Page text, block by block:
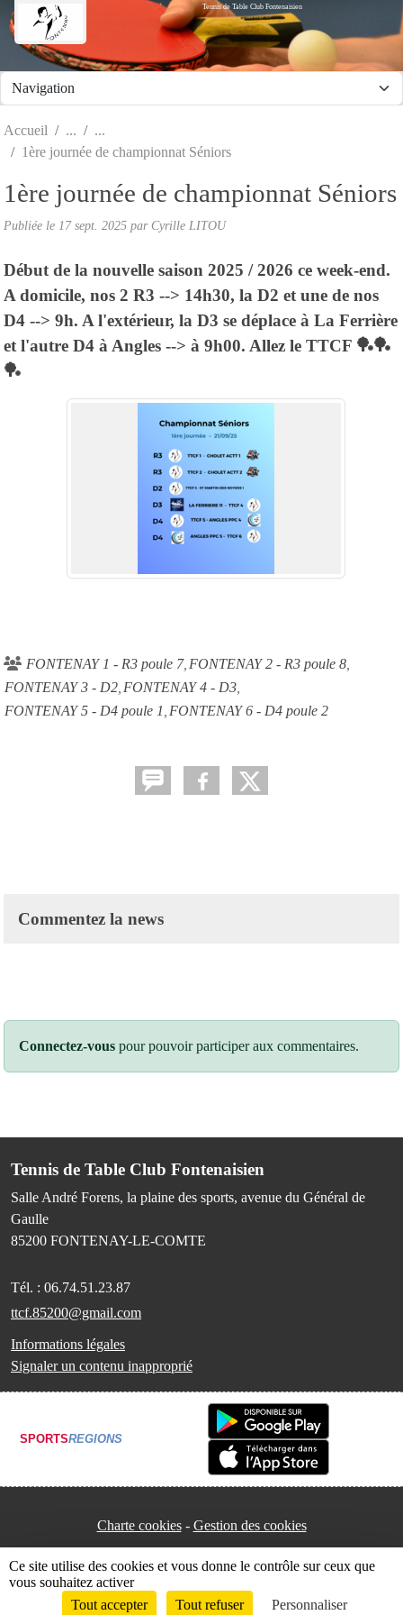
Tennis de Table Club Fontenaisien
Accueil
1ère journée de championnat Séniors
1ère journée de championnat Séniors
Publiée le 17 sept. 2025 par Cyrille LITOU
Début de la nouvelle saison 2025 / 2026 ce week-end.
A domicile, nos 2 R3 --> 14h30, la D2 et une de nos
D4 --> 9h. A l'extérieur, la D3 se déplace à La Ferrière
et l'autre D4 à Angles --> à 9h00. Allez le TTCF 🏓🏓
🏓
FONTENAY 1 - R3 poule 7 FONTENAY 2 - R3 poule 8
FONTENAY 3 - D2 FONTENAY 4 - D3
FONTENAY 5 - D4 poule 1 FONTENAY 6 - D4 poule 2
Commentez la news
Connectez-vous pour pouvoir participer aux commentaires.
Tennis de Table Club Fontenaisien
Salle André Forens, la plaine des sports, avenue du Général de
Gaulle
85200 FONTENAY-LE-COMTE
Tél. : 06.74.51.23.87
ttcf.85200@gmail.com
Informations légales
Signaler un contenu inapproprié
SPORTSREGIONS
Charte cookies Gestion des cookies
Envie de participer ? Connexion
Panneau de gestion des cookies
Ce site utilise des cookies et vous donne le contrôle sur ceux que
vous souhaitez activer
Tout accepter
Tout refuser Personnaliser